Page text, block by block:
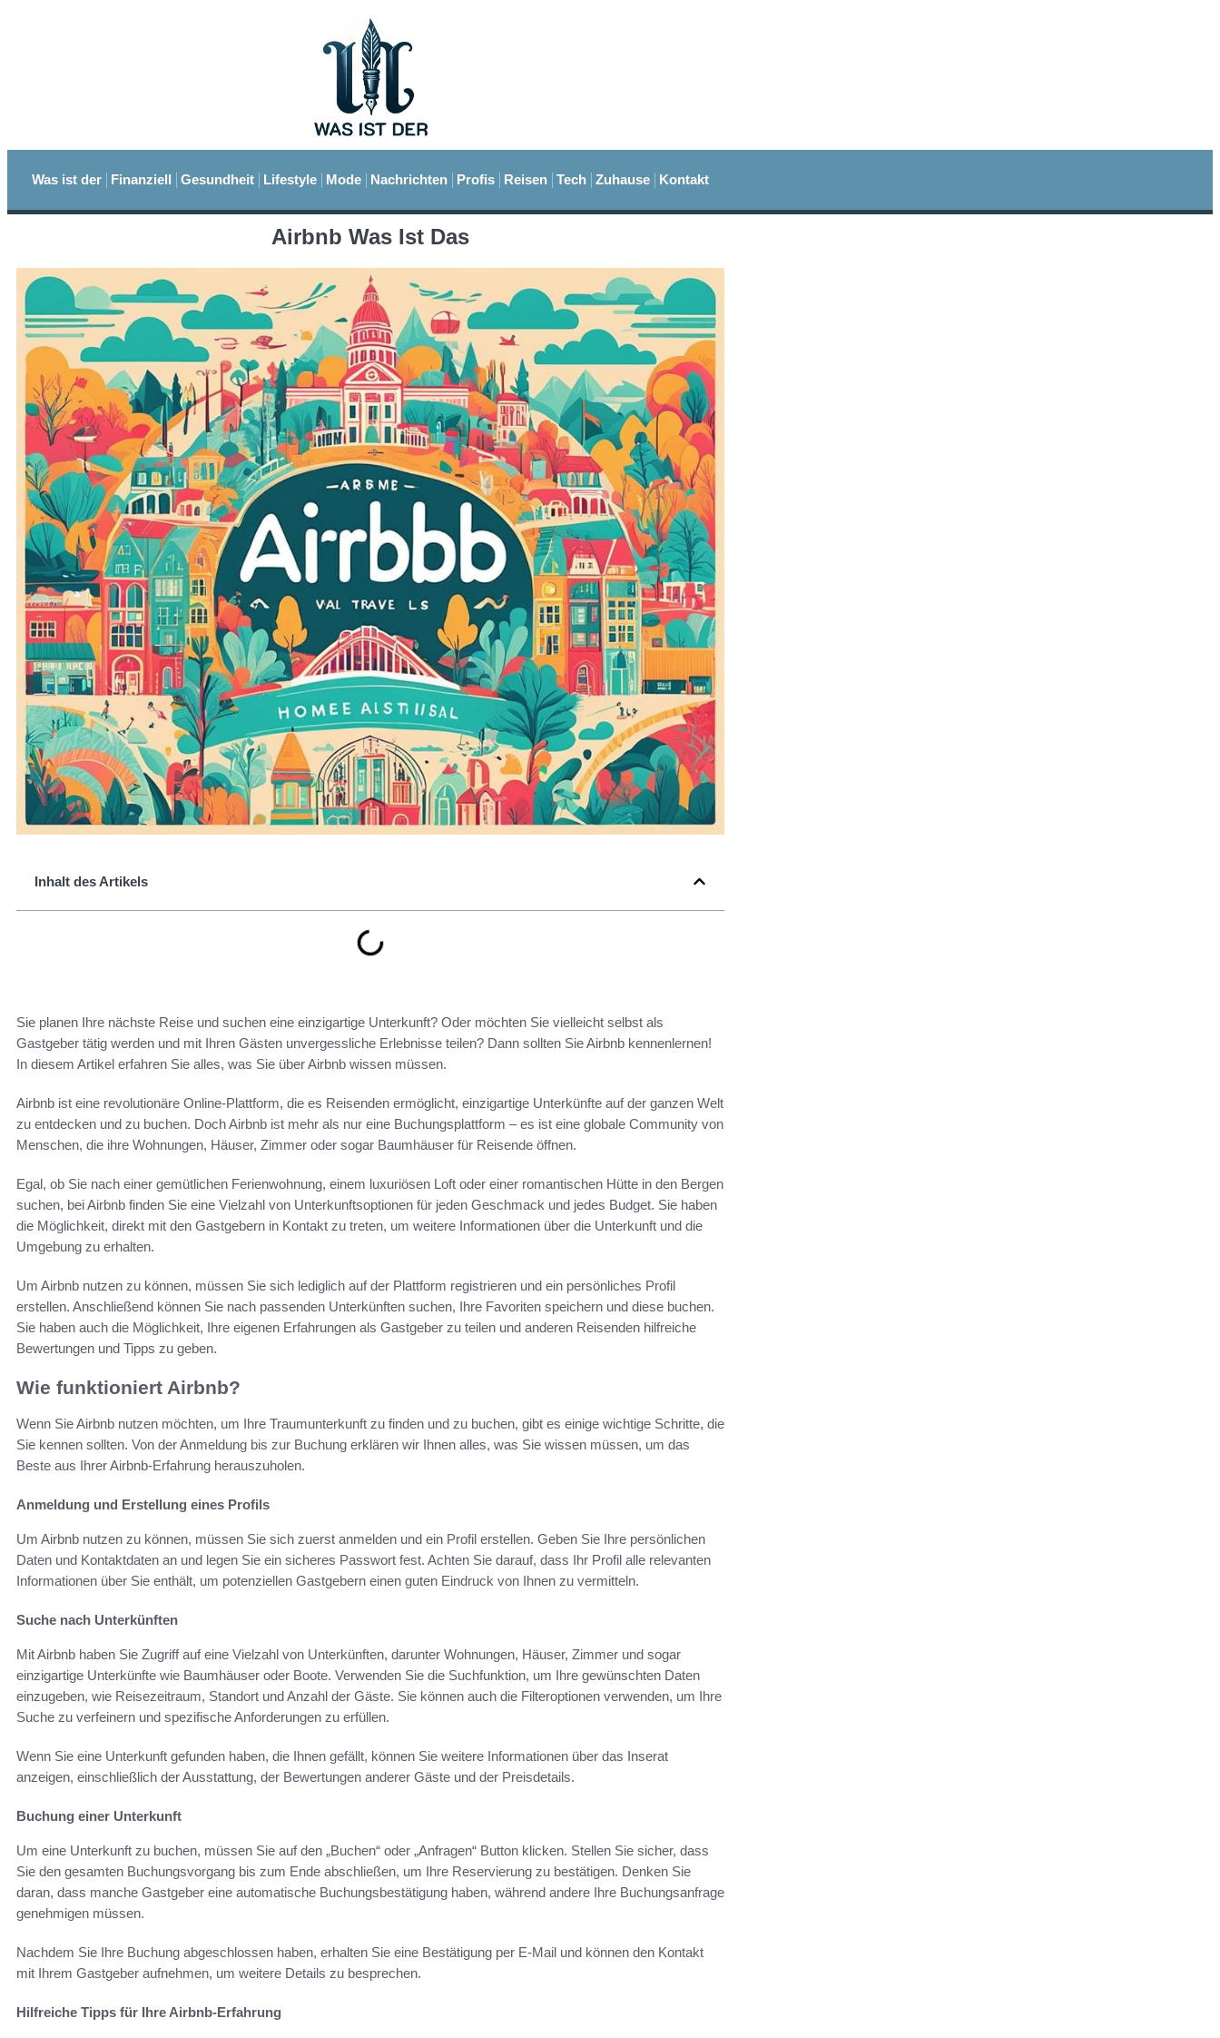
Was ist der Finanziell Gesundheit Lifestyle Mode Nachrichten Profis Reisen Tech Zuhause Kontakt
Airbnb Was Ist Das
Inhalt des Artikels
Sie planen Ihre nächste Reise und suchen eine einzigartige Unterkunft? Oder möchten Sie vielleicht selbst als
Gastgeber tätig werden und mit Ihren Gästen unvergessliche Erlebnisse teilen? Dann sollten Sie Airbnb kennenlernen!
In diesem Artikel erfahren Sie alles, was Sie über Airbnb wissen müssen.
Airbnb ist eine revolutionäre Online-Plattform, die es Reisenden ermöglicht, einzigartige Unterkünfte auf der ganzen Welt
zu entdecken und zu buchen. Doch Airbnb ist mehr als nur eine Buchungsplattform – es ist eine globale Community von
Menschen, die ihre Wohnungen, Häuser, Zimmer oder sogar Baumhäuser für Reisende öffnen.
Egal, ob Sie nach einer gemütlichen Ferienwohnung, einem luxuriösen Loft oder einer romantischen Hütte in den Bergen
suchen, bei Airbnb finden Sie eine Vielzahl von Unterkunftsoptionen für jeden Geschmack und jedes Budget. Sie haben
die Möglichkeit, direkt mit den Gastgebern in Kontakt zu treten, um weitere Informationen über die Unterkunft und die
Umgebung zu erhalten.
Um Airbnb nutzen zu können, müssen Sie sich lediglich auf der Plattform registrieren und ein persönliches Profil
erstellen. Anschließend können Sie nach passenden Unterkünften suchen, Ihre Favoriten speichern und diese buchen.
Sie haben auch die Möglichkeit, Ihre eigenen Erfahrungen als Gastgeber zu teilen und anderen Reisenden hilfreiche
Bewertungen und Tipps zu geben.
Wie funktioniert Airbnb?
Wenn Sie Airbnb nutzen möchten, um Ihre Traumunterkunft zu finden und zu buchen, gibt es einige wichtige Schritte, die
Sie kennen sollten. Von der Anmeldung bis zur Buchung erklären wir Ihnen alles, was Sie wissen müssen, um das
Beste aus Ihrer Airbnb-Erfahrung herauszuholen.
Anmeldung und Erstellung eines Profils
Um Airbnb nutzen zu können, müssen Sie sich zuerst anmelden und ein Profil erstellen. Geben Sie Ihre persönlichen
Daten und Kontaktdaten an und legen Sie ein sicheres Passwort fest. Achten Sie darauf, dass Ihr Profil alle relevanten
Informationen über Sie enthält, um potenziellen Gastgebern einen guten Eindruck von Ihnen zu vermitteln.
Suche nach Unterkünften
Mit Airbnb haben Sie Zugriff auf eine Vielzahl von Unterkünften, darunter Wohnungen, Häuser, Zimmer und sogar
einzigartige Unterkünfte wie Baumhäuser oder Boote. Verwenden Sie die Suchfunktion, um Ihre gewünschten Daten
einzugeben, wie Reisezeitraum, Standort und Anzahl der Gäste. Sie können auch die Filteroptionen verwenden, um Ihre
Suche zu verfeinern und spezifische Anforderungen zu erfüllen.
Wenn Sie eine Unterkunft gefunden haben, die Ihnen gefällt, können Sie weitere Informationen über das Inserat
anzeigen, einschließlich der Ausstattung, der Bewertungen anderer Gäste und der Preisdetails.
Buchung einer Unterkunft
Um eine Unterkunft zu buchen, müssen Sie auf den „Buchen“ oder „Anfragen“ Button klicken. Stellen Sie sicher, dass
Sie den gesamten Buchungsvorgang bis zum Ende abschließen, um Ihre Reservierung zu bestätigen. Denken Sie
daran, dass manche Gastgeber eine automatische Buchungsbestätigung haben, während andere Ihre Buchungsanfrage
genehmigen müssen.
Nachdem Sie Ihre Buchung abgeschlossen haben, erhalten Sie eine Bestätigung per E-Mail und können den Kontakt
mit Ihrem Gastgeber aufnehmen, um weitere Details zu besprechen.
Hilfreiche Tipps für Ihre Airbnb-Erfahrung